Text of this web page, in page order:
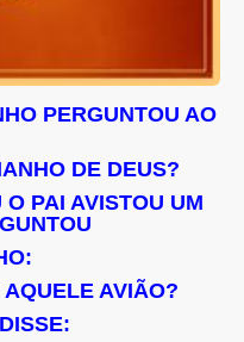
PERGUNTOU AO
DE DEUS?
PAI AVISTOU UM
AVIÃO?